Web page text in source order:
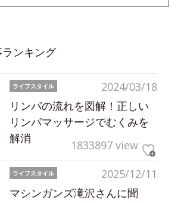
ンキング
2024/03/18
ライフスタイル
リンパの流れを図解！正しい
リンパマッサージでむくみを
解消
1833897 view
2025/12/11
ライフスタイル
マシンガンズ滝沢さんに聞